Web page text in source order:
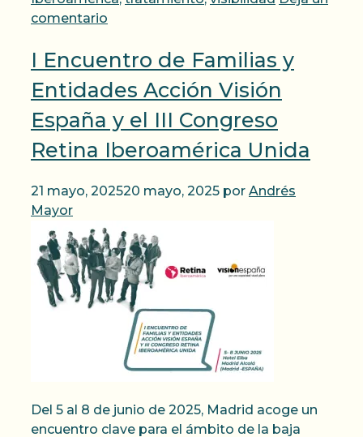
comentario
I Encuentro de Familias y
Entidades Acción Visión
España y el III Congreso
Retina Iberoamérica Unida
21 mayo, 202520 mayo, 2025 por Andrés
Mayor
Del 5 al 8 de junio de 2025, Madrid acoge un
encuentro clave para el ámbito de la baja